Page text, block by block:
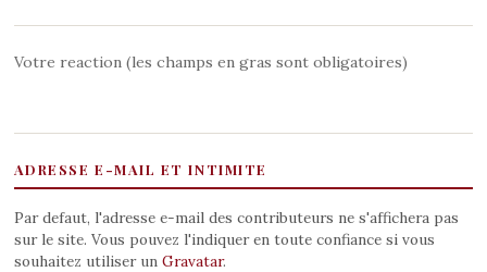
Votre reaction (les champs en gras sont obligatoires)
ADRESSE E-MAIL ET INTIMITE
Par defaut, l'adresse e-mail des contributeurs ne s'affichera pas
sur le site. Vous pouvez l'indiquer en toute confiance si vous
souhaitez utiliser un Gravatar.